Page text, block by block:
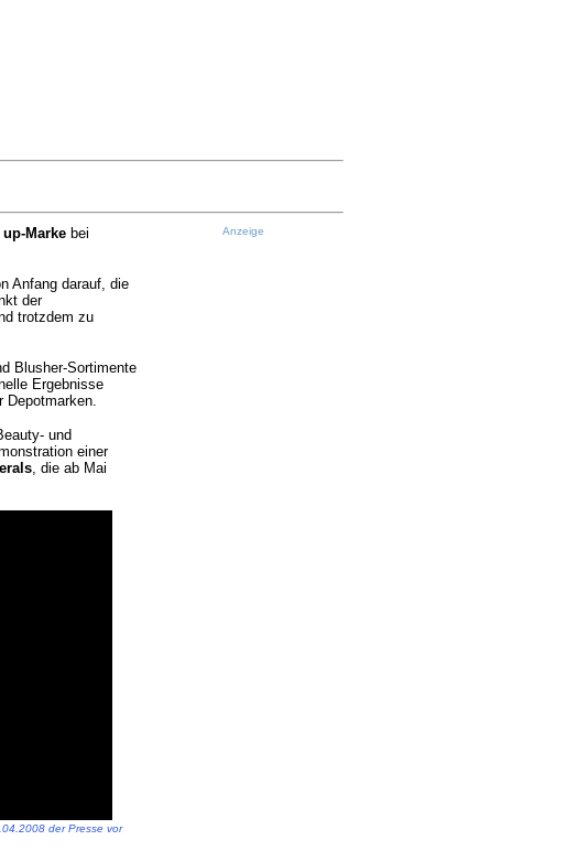
Markebei
Anfang darauf, die
der
trotzdem zu
Blusher-Sortimente
Ergebnisse
Depotmarken.
und
einer
, die ab Mai
der Presse vor
Anzeige